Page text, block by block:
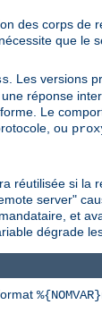
des corps de
que le
. Les versions
réponse
Le
ou
réutilisée si
server"
et
dégrade